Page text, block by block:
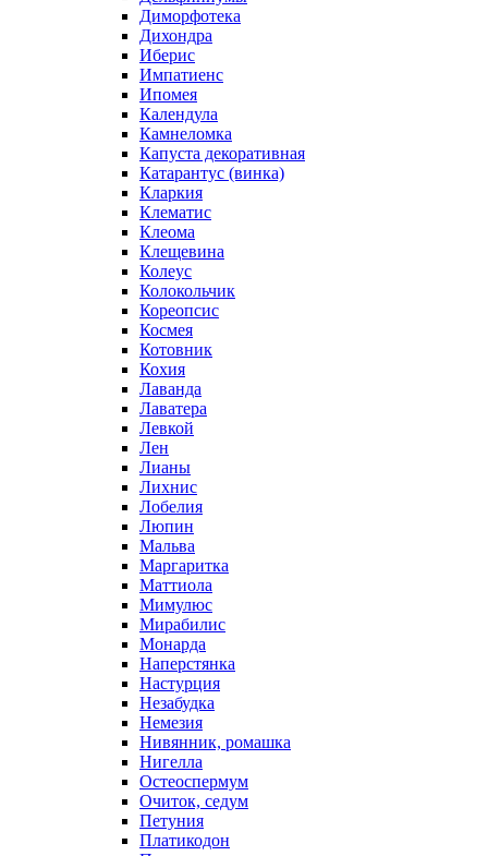
Диморфотека
Дихондра
Иберис
Импатиенс
Ипомея
Календула
Камнеломка
Капуста декоративная
Катарантус (винка)
Кларкия
Клематис
Клеома
Клещевина
Колеус
Колокольчик
Кореопсис
Космея
Котовник
Кохия
Лаванда
Лаватера
Левкой
Лен
Лианы
Лихнис
Лобелия
Люпин
Мальва
Маргаритка
Маттиола
Мимулюс
Мирабилис
Монарда
Наперстянка
Настурция
Незабудка
Немезия
Нивянник, ромашка
Нигелла
Остеоспермум
Очиток, седум
Петуния
Платикодон